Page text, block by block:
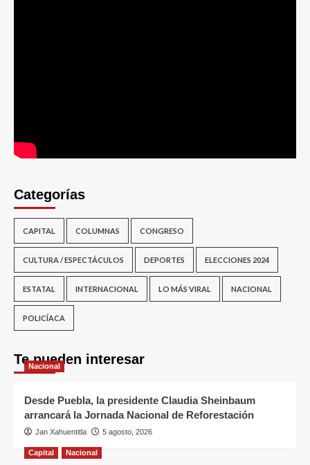
Categorías
CAPITAL COLUMNAS CONGRESO
CULTURA / ESPECTÁCULOS DEPORTES ELECCIONES 2024
ESTATAL INTERNACIONAL LO MÁS VIRAL NACIONAL
POLICÍACA
Te pueden interesar
Nacional
Desde Puebla, la presidente Claudia Sheinbaum
arrancará la Jornada Nacional de Reforestación
Jan Xahuentitla 5 agosto, 2026
Capital Nacional